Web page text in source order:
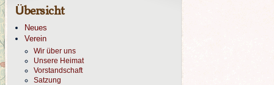
Übersicht
Neues
Verein
Wir über uns
Unsere Heimat
Vorstandschaft
Satzung